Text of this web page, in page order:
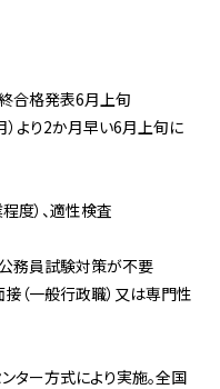
格発表6月上旬
）より2か月早い6月上旬に
度）、適性検査
務員試験対策が不要
（一般行政職）又は専門性
ター方式により実施。全国